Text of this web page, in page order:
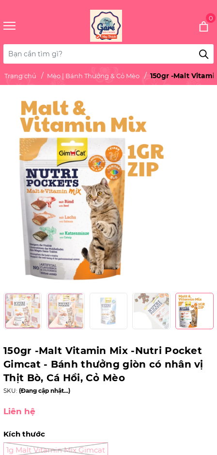
0
Trang chủ Mèo | Bánh Thưởng & Cỏ Mèo 150gr -Malt
150gr -Malt Vitamin Mix -Nutri Pocket
Gimcat - Bánh thưởng giòn có nhân vị
Thịt Bò, Cá Hồi, Cỏ Mèo
SKU: (Đang cập nhật...)
Liên hệ
Kích thước
1g Malt Vitamin Mix Gimcat